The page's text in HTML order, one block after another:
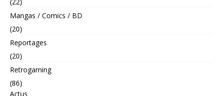
Mangas / Comics / BD
(20)
Reportages
(20)
Retrogaming
(86)
Actus